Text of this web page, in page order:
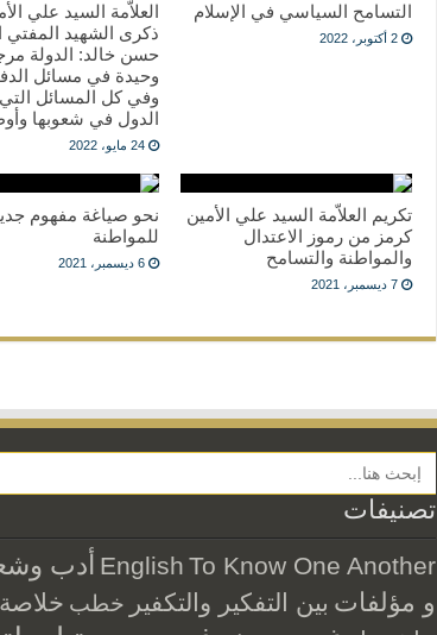
التسامح السياسي في الإسلام
2 أكتوبر، 2022
العلاّمة السيد علي
ذكرى الشهيد المفتي
حسن خالد: الدولة
وحيدة في مسائل
وفي كل المسائل التي
الدول في شعوبها
24 مايو، 2022
تكريم العلاّمة السيد علي الأمين
كرمز من رموز الاعتدال
والمواطنة والتسامح
7 ديسمبر، 2021
نحو صياغة مفهوم
للمواطنة
6 ديسمبر، 2021
Search Button
تصنيفات
English To Know One Another أدب
و مؤلفات بين التفكير والتكفير خطب